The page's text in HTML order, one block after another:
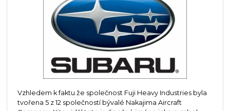
Vzhledem k faktu že společnost Fuji Heavy Industries byla
tvořena 5 z 12 společností bývalé Nakajima Aircraft